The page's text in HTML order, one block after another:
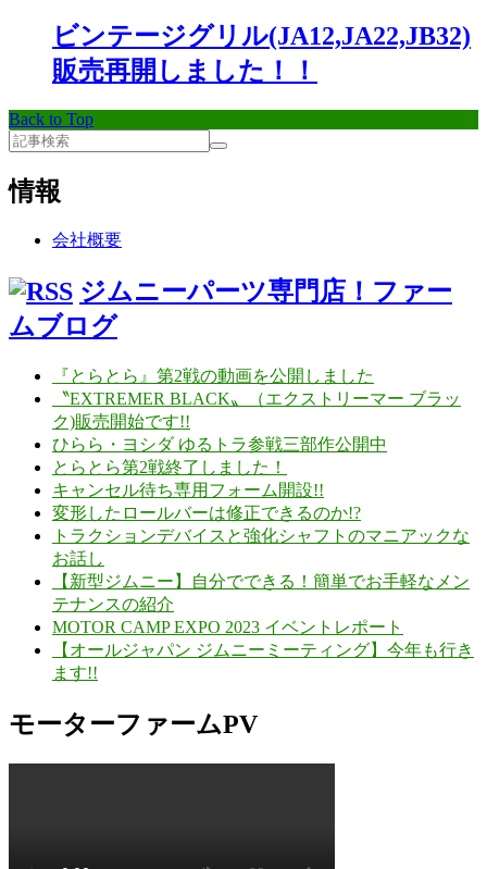
ビンテージグリル(JA12,JA22,JB32)
販売再開しました！！
Back to Top
情報
会社概要
ジムニーパーツ専門店！ファー
ムブログ
『とらとら』第2戦の動画を公開しました
〝EXTREMER BLACK〟（エクストリーマー ブラッ
ク)販売開始です!!
ひらら・ヨシダ ゆるトラ参戦三部作公開中
とらとら第2戦終了しました！
キャンセル待ち専用フォーム開設!!
変形したロールバーは修正できるのか!?
トラクションデバイスと強化シャフトのマニアックな
お話し
【新型ジムニー】自分でできる！簡単でお手軽なメン
テナンスの紹介
MOTOR CAMP EXPO 2023 イベントレポート
【オールジャパン ジムニーミーティング】今年も行き
ます!!
モーターファームPV